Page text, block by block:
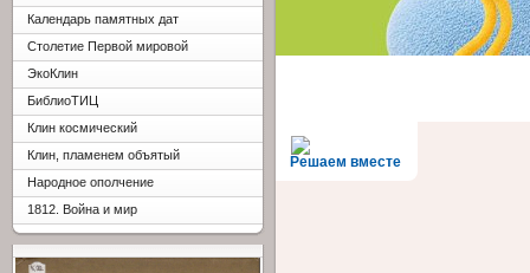
Решаем вместе
Календарь памятных дат
Столетие Первой мировой
ЭкоКлин
БиблиоТИЦ
Клин космический
Клин, пламенем объятый
Народное ополчение
1812. Война и мир